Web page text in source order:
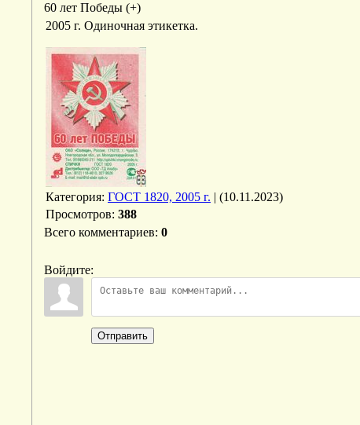
60 лет Победы (+)
2005 г. Одиночная этикетка.
Категория: ГОСТ 1820, 2005 г. | (10.11.2023)
Просмотров: 388
Всего комментариев: 0
Войдите:
Отправить